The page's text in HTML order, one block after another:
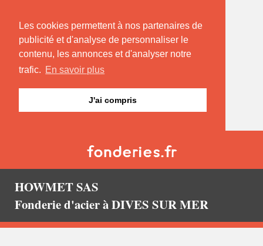
Les cookies permettent à nos partenaires de
publicité et d'analyse de personnaliser le
contenu, les annonces et d'analyser notre
trafic. En savoir plus
J'ai compris
HOWMET SAS
Fonderie d'acier à DIVES SUR MER